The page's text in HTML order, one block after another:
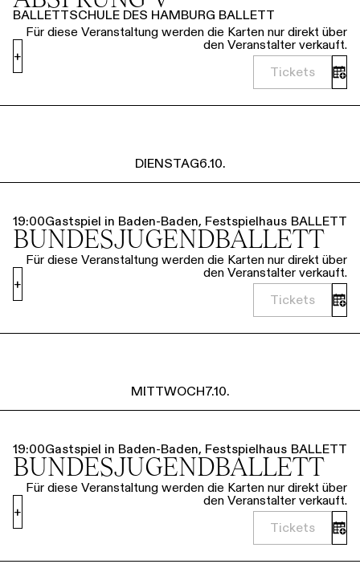
BALLETTSCHULE DES HAMBURG BALLETT
Für diese Veranstaltung werden die Karten nur direkt über
den Veranstalter verkauft.
Tickets
+
DIENSTAG6.10.
19:00Gastspiel in Baden-Baden, Festspielhaus BALLETT
BUNDESJUGENDBALLETT
Für diese Veranstaltung werden die Karten nur direkt über
den Veranstalter verkauft.
Tickets
+
MITTWOCH7.10.
19:00Gastspiel in Baden-Baden, Festspielhaus BALLETT
BUNDESJUGENDBALLETT
Für diese Veranstaltung werden die Karten nur direkt über
den Veranstalter verkauft.
Tickets
+